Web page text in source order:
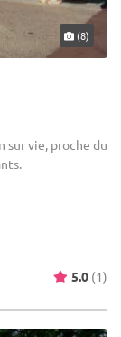
(8)
sur vie, proche du
5.0 (1)